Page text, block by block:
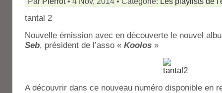
tantal 2
Nouvelle émission avec en découverte le nouvel
Seb, président de l’asso « Koolos »
A découvrir dans ce nouveau numéro disponible en